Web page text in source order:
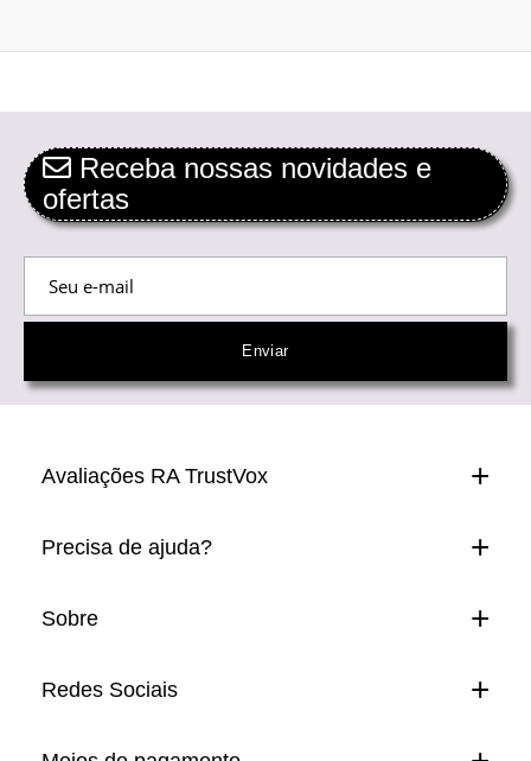
Receba nossas novidades e
ofertas
Avaliações RA TrustVox
Precisa de ajuda?
Sobre
Redes Sociais